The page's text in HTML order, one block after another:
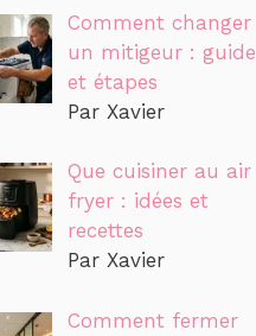
Comment changer
un mitigeur : guide
et étapes
Par Xavier
Que cuisiner au air
fryer : idées et
recettes
Par Xavier
Comment fermer